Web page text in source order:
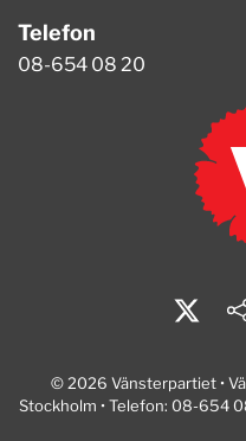
Telefon
08-654 08 20
© 2026 Vänsterpartiet •
Stockholm • Telefon: 08-654